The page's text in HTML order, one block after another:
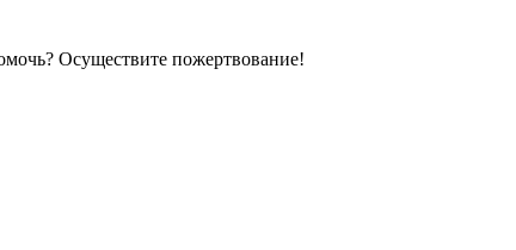
Осуществите пожертвование!